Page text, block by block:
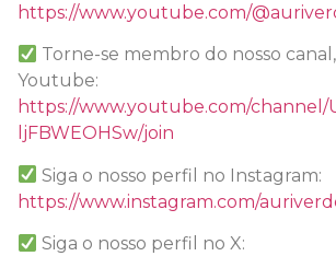
https://www.youtube.com/
Torne-se membro do nosso
Youtube:
https://www.youtube.com/channel/
ljFBWEOHSw/join
Siga o nosso perfil no Instagram:
https://www.instagram.com/
Siga o nosso perfil no X: